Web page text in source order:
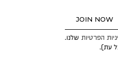
הפרטיות שלנו.
עת).
JOIN NOW